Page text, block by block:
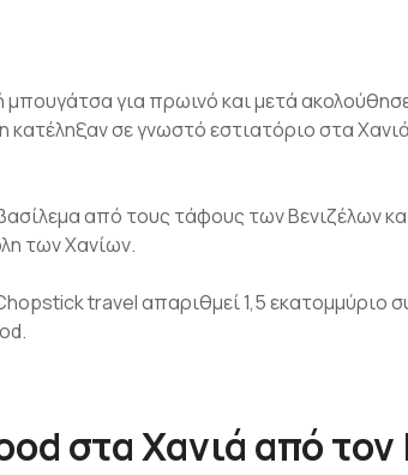
μπουγάτσα για πρωινό και μετά
κατέληξαν σε γνωστό εστιατόριο στα
από τους τάφους των Βενιζέλων
των Χανίων.
travel απαριθμεί 1,5 εκατομμύριο
στα Χανιά από